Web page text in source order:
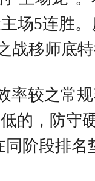
场5连胜
移师底
较之常
的，防守
阶段排名